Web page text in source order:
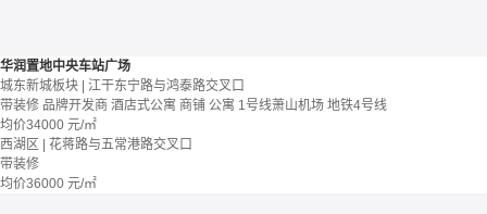
华润置地中央车站广场
城东新城板块 | 江干东宁路与鸿泰路交叉口
带装修 品牌开发商 酒店式公寓 商铺 公寓 1号线萧山机场 地铁4号线
均价34000 元/㎡
西湖区 | 花蒋路与五常港路交叉口
带装修
均价36000 元/㎡